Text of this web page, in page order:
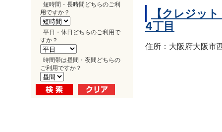
短時間・長時間どちらのご利
用ですか？
平日・休日どちらのご利用で
すか？
時間帯は昼間・夜間どちらの
ご利用ですか？
【クレジッ
4丁目
住所：大阪府大阪市